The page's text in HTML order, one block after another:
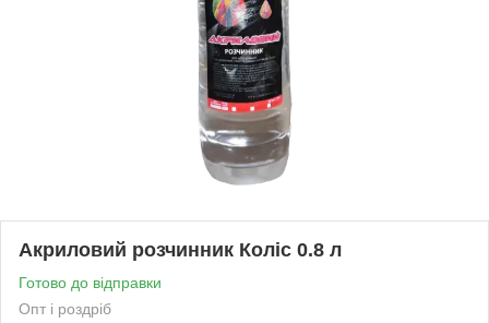
Акриловий розчинник Коліс 0.8 л
Готово до відправки
Опт і роздріб